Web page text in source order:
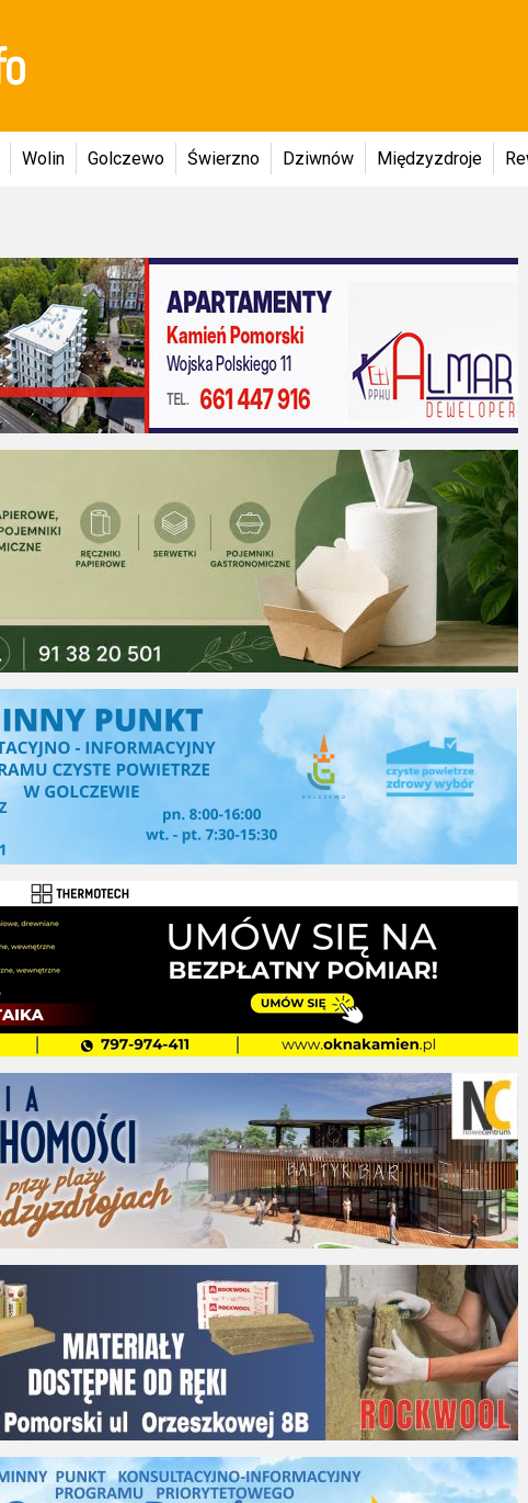
Wolin Golczewo Świerzno Dziwnów Międzyzdroje